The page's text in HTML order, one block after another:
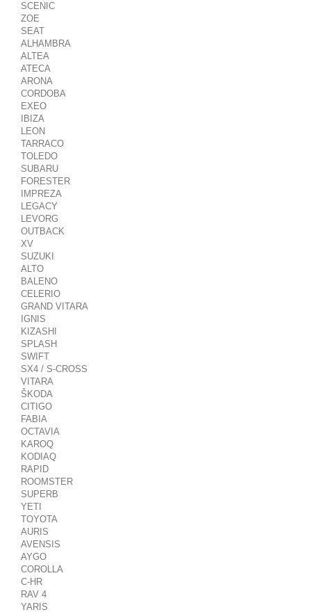
SCENIC
ZOE
SEAT
ALHAMBRA
ALTEA
ATECA
ARONA
CORDOBA
EXEO
IBIZA
LEON
TARRACO
TOLEDO
SUBARU
FORESTER
IMPREZA
LEGACY
LEVORG
OUTBACK
XV
SUZUKI
ALTO
BALENO
CELERIO
GRAND VITARA
IGNIS
KIZASHI
SPLASH
SWIFT
SX4 / S-CROSS
VITARA
ŠKODA
CITIGO
FABIA
OCTAVIA
KAROQ
KODIAQ
RAPID
ROOMSTER
SUPERB
YETI
TOYOTA
AURIS
AVENSIS
AYGO
COROLLA
C-HR
RAV 4
YARIS